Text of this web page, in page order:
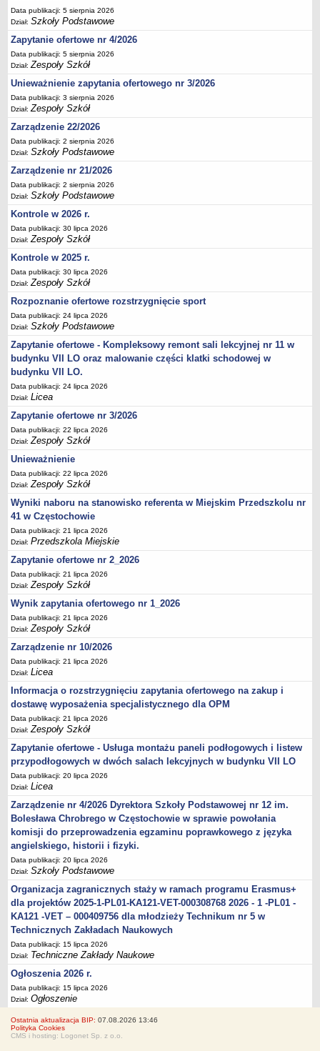
Ogłoszenie
Zarządzenia
Kontrole
Rejestry, ewidencje, archiwa
Sprawozdania
Deklaracja dostępności
PORADNIE PSYCHOLOGICZNO-PEDAGOGICZNE
Zespół Poradni
BIURO FINANSÓW OŚWIATY
Dane podstawowe
Statut
Majątek
Ogłoszenia
Zarządzenia
Rejestry, ewidencje, archiwa
Kontrole
PONOWNE WYKORZYSTYWANIE
Sprawozdania
Deklaracja dostępności
DEKLARACJA DOSTĘPNOŚCI
OŚWIADCZENIA MAJĄTKOWE
PONOWNE WYKORZYSTYWANIE
UDOSTĘPNIANIE INFORMACJI PUBLICZNEJ
OCHRONA DANYCH OSOBOWYCH
Data publikacji: 5 sierpnia 2026
Dział:Szkoły Podstawowe
Zapytanie ofertowe nr 4/2026
Data publikacji: 5 sierpnia 2026
Dział:Zespoły Szkół
Unieważnienie zapytania ofertowego nr 3/2026
Data publikacji: 3 sierpnia 2026
Dział:Zespoły Szkół
Zarządzenie 22/2026
Data publikacji: 2 sierpnia 2026
Dział:Szkoły Podstawowe
Zarządzenie nr 21/2026
Data publikacji: 2 sierpnia 2026
Dział:Szkoły Podstawowe
Kontrole w 2026 r.
Data publikacji: 30 lipca 2026
Dział:Zespoły Szkół
Kontrole w 2025 r.
Data publikacji: 30 lipca 2026
Dział:Zespoły Szkół
Rozpoznanie ofertowe rozstrzygnięcie sport
Data publikacji: 24 lipca 2026
Dział:Szkoły Podstawowe
Zapytanie ofertowe - Kompleksowy remont sali lekcyjnej nr 11 w
budynku VII LO oraz malowanie części klatki schodowej w
budynku VII LO.
Data publikacji: 24 lipca 2026
Dział:Licea
Zapytanie ofertowe nr 3/2026
Data publikacji: 22 lipca 2026
Dział:Zespoły Szkół
Unieważnienie
Data publikacji: 22 lipca 2026
Dział:Zespoły Szkół
Wyniki naboru na stanowisko referenta w Miejskim Przedszkolu nr
41 w Częstochowie
Data publikacji: 21 lipca 2026
Dział:Przedszkola Miejskie
Zapytanie ofertowe nr 2_2026
Data publikacji: 21 lipca 2026
Dział:Zespoły Szkół
Wynik zapytania ofertowego nr 1_2026
Data publikacji: 21 lipca 2026
Dział:Zespoły Szkół
Zarządzenie nr 10/2026
Data publikacji: 21 lipca 2026
Dział:Licea
Informacja o rozstrzygnięciu zapytania ofertowego na zakup i
dostawę wyposażenia specjalistycznego dla OPM
Data publikacji: 21 lipca 2026
Dział:Zespoły Szkół
Zapytanie ofertowe - Usługa montażu paneli podłogowych i listew
przypodłogowych w dwóch salach lekcyjnych w budynku VII LO
Data publikacji: 20 lipca 2026
Dział:Licea
Zarządzenie nr 4/2026 Dyrektora Szkoły Podstawowej nr 12 im.
Bolesława Chrobrego w Częstochowie w sprawie powołania
komisji do przeprowadzenia egzaminu poprawkowego z języka
angielskiego, historii i fizyki.
Data publikacji: 20 lipca 2026
Dział:Szkoły Podstawowe
Organizacja zagranicznych staży w ramach programu Erasmus+
dla projektów 2025-1-PL01-KA121-VET-000308768 2026 - 1 -PL01 -
KA121 -VET – 000409756 dla młodzieży Technikum nr 5 w
Technicznych Zakładach Naukowych
Data publikacji: 15 lipca 2026
Dział: Techniczne Zakłady Naukowe
Ogłoszenia 2026 r.
Data publikacji: 15 lipca 2026
Dział:Ogłoszenie
Ostatnia aktualizacja BIP: 07.08.2026 13:46
Polityka Cookies
CMS i hosting: Logonet Sp. z o.o.